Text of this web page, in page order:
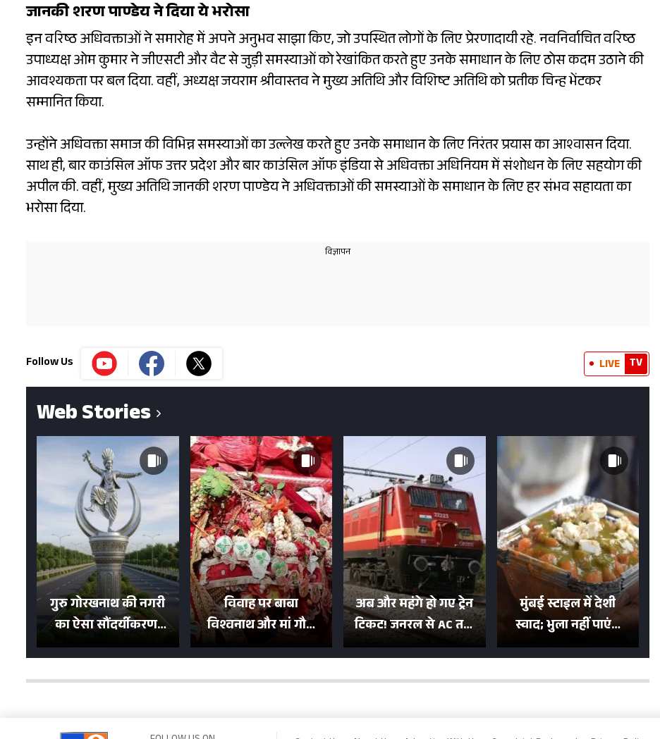
जानकी शरण पाण्डेय ने दिया ये भरोसा
इन वरिष्ठ अधिवक्ताओं ने समारोह में अपने अनुभव साझा किए, जो उपस्थित लोगों के लिए प्रेरणादायी रहे. नवनिर्वाचित वरिष्ठ
उपाध्यक्ष ओम कुमार ने जीएसटी और वैट से जुड़ी समस्याओं को रेखांकित करते हुए उनके समाधान के लिए ठोस कदम उठाने की
आवश्यकता पर बल दिया. वहीं, अध्यक्ष जयराम श्रीवास्तव ने मुख्य अतिथि और विशिष्ट अतिथि को प्रतीक चिन्ह भेंटकर
सम्मानित किया.
उन्होंने अधिवक्ता समाज की विभिन्न समस्याओं का उल्लेख करते हुए उनके समाधान के लिए निरंतर प्रयास का आश्वासन दिया.
साथ ही, बार काउंसिल ऑफ उत्तर प्रदेश और बार काउंसिल ऑफ इंडिया से अधिवक्ता अधिनियम में संशोधन के लिए सहयोग की
अपील की. वहीं, मुख्य अतिथि जानकी शरण पाण्डेय ने अधिवक्ताओं की समस्याओं के समाधान के लिए हर संभव सहायता का
भरोसा दिया.
Follow Us LIVE TV
Web Stories
गुरु गोरखनाथ की नगरी
का ऐसा सौंदर्यीकरण!
मन मोह लेंगी शहर की
विवाह पर बाबा
विश्वनाथ और मां गौरा
को 6 लाख रुपये का
शगुन
अब और महंगे हो गए ट्रेन
टिकट! जनरल से AC तक
का बढ़ा किराया; दिल्ली
मुंबई स्टाइल में देशी
स्वाद; भुला नहीं पाएंगे
मुल्तानी छोले-पाव का